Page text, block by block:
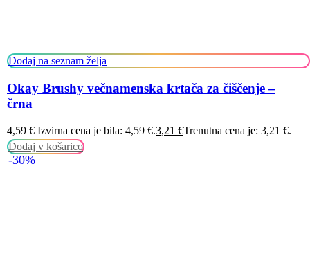
Dodaj na seznam želja
Okay Brushy večnamenska krtača za čiščenje –
črna
4,59€ Izvirna cena je bila: 4,59 €.3,21 €Trenutna cena je: 3,21 €.
Dodaj v košarico
-30%